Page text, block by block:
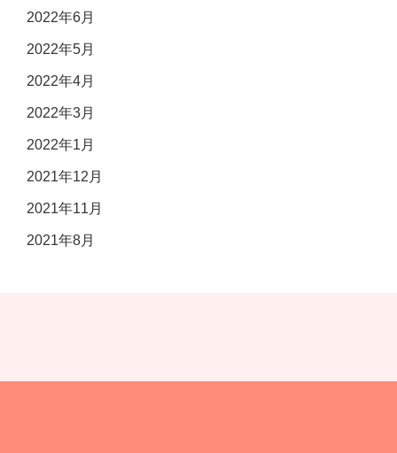
2022年6月
2022年5月
2022年4月
2022年3月
2022年1月
2021年12月
2021年11月
2021年8月